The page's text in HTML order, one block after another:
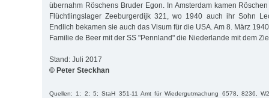
übernahm Röschens Bruder Egon. In Amsterdam kamen
Flüchtlingslager Zeeburgerdijk 321, wo 1940 auch ihr Sohn
Endlich bekamen sie auch das Visum für die USA. Am 8. März
Familie de Beer mit der SS "Pennland" die Niederlande mit dem
Stand: Juli 2017
© Peter Steckhan
Quellen: 1; 2; 5; StaH 351-11 Amt für Wiedergutmachung 6578, 8236,